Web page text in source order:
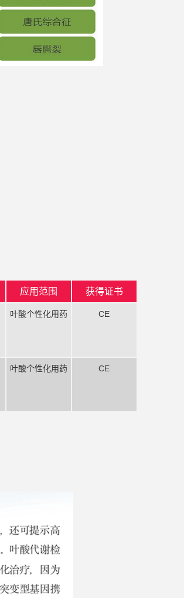
应用范围 获得证书
叶酸个性化用药 CE
叶酸个性化用药 CE